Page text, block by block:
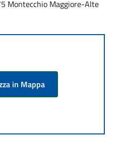
Montecchio Maggiore-Alte
in Mappa